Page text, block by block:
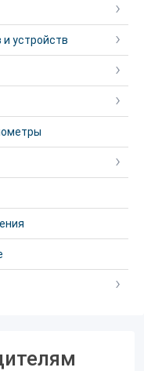
устройств